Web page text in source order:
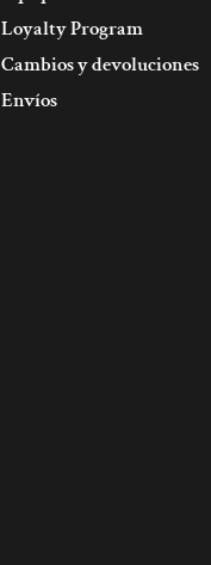
Loyalty Program
Cambios y devoluciones
Envíos